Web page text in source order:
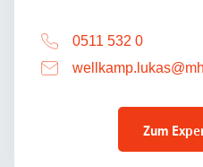
0511 532 0
wellkamp.lukas@
Zum